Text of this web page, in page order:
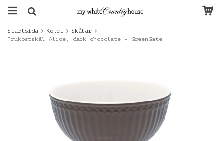
Startsida Köket
Skålar
Frukostskål Alice, dark chocolate - GreenGate